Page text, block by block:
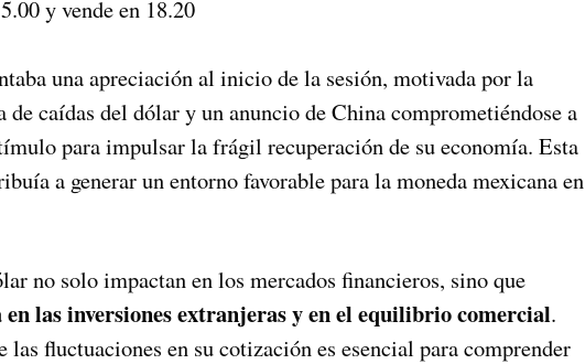
y vende en 18.20
una apreciación al inicio de la sesión, motivada por la
de caídas del dólar y un anuncio de China comprometiéndose a
para impulsar la frágil recuperación de su economía. Esta
a generar un entorno favorable para la moneda mexicana en
no solo impactan en los mercados financieros, sino que
las inversiones extranjeras y en el equilibrio comercial.
las fluctuaciones en su cotización es esencial para comprender